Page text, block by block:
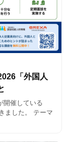
「外国人
開催している
ました。 テーマ